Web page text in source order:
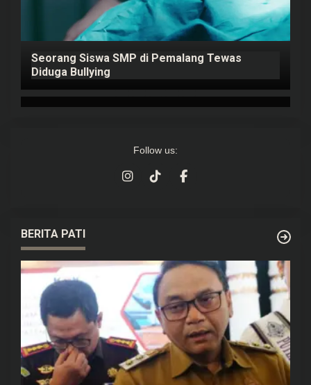
Seorang Siswa SMP di Pemalang Tewas
Diduga Bullying
Follow us:
BERITA PATI